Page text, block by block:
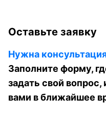
Оставьте заявку
Нужна
Заполните форму,
задать свой
вами в ближайшее